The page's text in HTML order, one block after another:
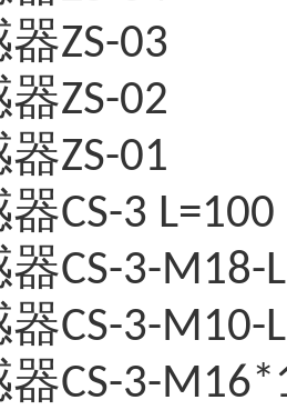
器ZS-03
器ZS-02
器ZS-01
器CS-3 L=100
器CS-3-M18-
器CS-3-M10-
器CS-3-